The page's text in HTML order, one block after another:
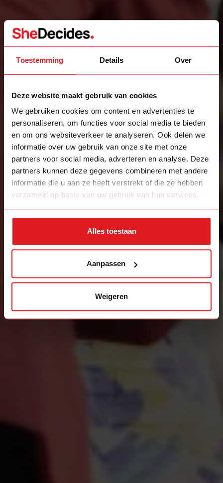
Toestemming Details Over
Deze website maakt gebruik van cookies
We gebruiken cookies om content en advertenties te
personaliseren, om functies voor social media te bieden
en om ons websiteverkeer te analyseren. Ook delen we
informatie over uw gebruik van onze site met onze
partners voor social media, adverteren en analyse. Deze
partners kunnen deze gegevens combineren met andere
informatie die u aan ze heeft verstrekt of die ze hebben
verzameld op basis van uw gebruik van hun services.
Alles toestaan
Aanpassen
Weigeren